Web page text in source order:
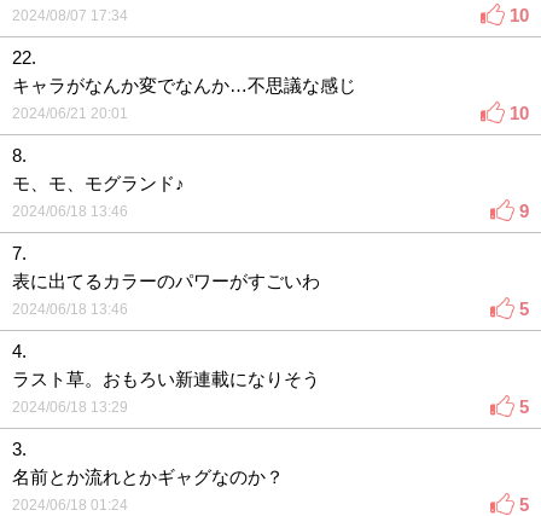
2024/08/07 17:34 10
22.
キャラがなんか変でなんか…不思議な感じ
2024/06/21 20:01 10
8.
モ、モ、モグランド♪
2024/06/18 13:46 9
7.
表に出てるカラーのパワーがすごいわ
2024/06/18 13:46 5
4.
ラスト草。おもろい新連載になりそう
2024/06/18 13:29 5
3.
名前とか流れとかギャグなのか？
2024/06/18 01:24 5